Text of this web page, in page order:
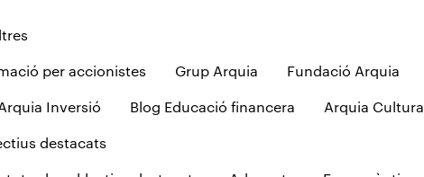
per accionistes Grup Arquia Fundació Arquia
Inversió Blog Educació financera Arquia Cultura
destacats